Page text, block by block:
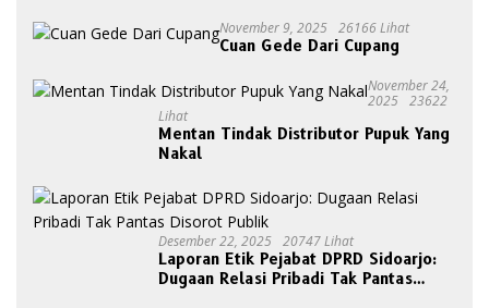
November 9, 2025 26166 Lihat
Cuan Gede Dari Cupang
November 24,
2025 23622
Lihat
Mentan Tindak Distributor Pupuk Yang
Nakal
Desember 22, 2025 20747 Lihat
Laporan Etik Pejabat DPRD Sidoarjo:
Dugaan Relasi Pribadi Tak Pantas